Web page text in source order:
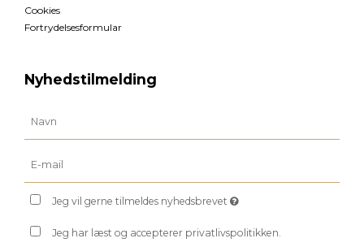
Cookies
Fortrydelsesformular
Nyhedstilmelding
Jeg vil gerne tilmeldes nyhedsbrevet
Jeg har læst og accepterer privatlivspolitikken.